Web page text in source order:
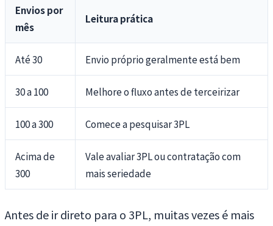
Envios por
mês
Leitura prática
Até 30 Envio próprio geralmente está bem
30 a 100 Melhore o fluxo antes de terceirizar
100 a 300 Comece a pesquisar 3PL
Acima de
300
Vale avaliar 3PL ou contratação com
mais seriedade
Antes de ir direto para o 3PL, muitas vezes é mais